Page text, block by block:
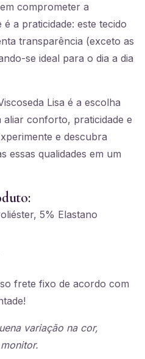
comprometer a
a praticidade: este tecido
transparência (exceto as
se ideal para o dia a dia
Lisa é a escolha
conforto, praticidade e
e descubra
essas qualidades em um
5% Elastano
frete fixo de acordo com
variação na cor,